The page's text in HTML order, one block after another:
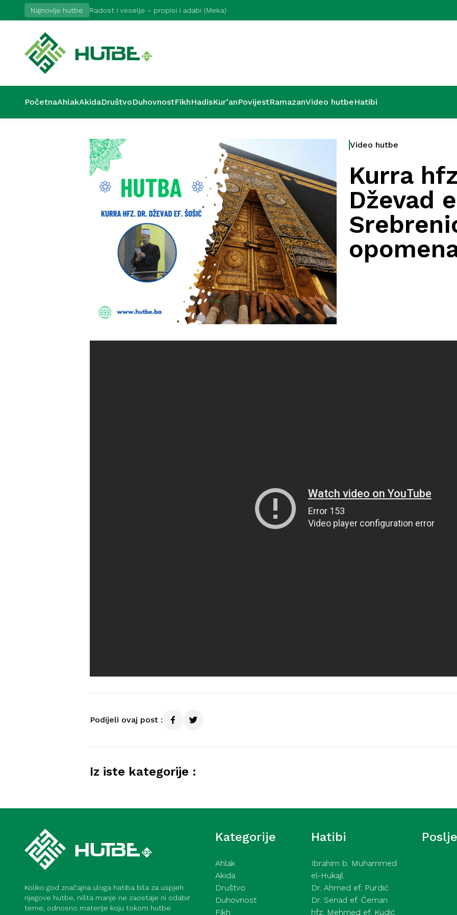
Najnovije hutbe Radost i veselje – propisi i adabi (Meka)
PočetnaAhlakAkidaDruštvoDuhovnostFikhHadisKur’anPovijestRamazanVideo hutbeHatibi
Video hutbe
Kurra
Dževad
Podijeli ovaj post :
Iz iste kategorije :
Koliko god značajna uloga hatiba bila za uspjeh
njegove hutbe, ništa manje ne zaostaje ni odabir
teme, odnosno materije koju tokom hutbe
Kategorije
Ahlak
Akida
Društvo
Duhovnost
Fikh
Hatibi
Ibrahim b. Muhammed
el-Hukajl
Dr. Ahmed ef. Purdić
Dr. Senad ef. Ćeman
hfz. Mehmed ef. Kudić